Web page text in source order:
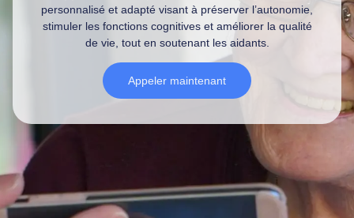
personnalisé et adapté visant à préserver l’autonomie,
stimuler les fonctions cognitives et améliorer la qualité
de vie, tout en soutenant les aidants.
Appeler maintenant